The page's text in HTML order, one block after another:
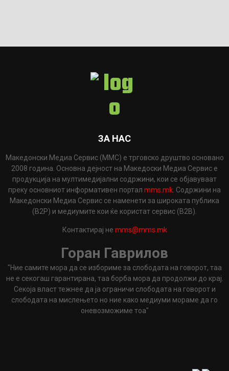
ЗА НАС
Македонски Медиа Сервис (ММС) е трговско друштво основано
2008 година. Основна дејност на Македоски Медиа Сервис е
продукција на мултимедијални содржини, кои се објавуваат
преку основниот информативен портал mms.mk . Содржини на
Македонски Медиа Сервис се наменети за широката публика
(B2P) и медиумите кои ќе користат сервис (B2B).
Контактирај не mms@mms.mk
Горан Гаврилов
"Ние самите мора да се избориме за слободата на говорот, таа
не е секогаш гарантирана, таа борба мора да продолжи до крај.
Секоја власт тежнее да ја ограничи слободата на говорот и
слободата на мислењето но ние како медиуми мораме да го
оневозможиме тоа"